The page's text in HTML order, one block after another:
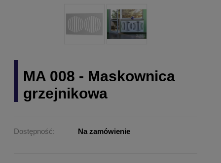
MA 008 - Maskownica
grzejnikowa
Dostępność: Na zamówienie